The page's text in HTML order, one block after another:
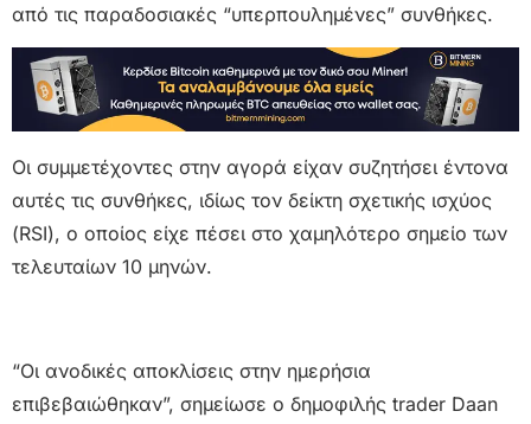
από τις παραδοσιακές “υπερπουλημένες” συνθήκες.
Οι συμμετέχοντες στην αγορά είχαν συζητήσει έντονα
αυτές τις συνθήκες, ιδίως τον δείκτη σχετικής ισχύος
(RSI), ο οποίος είχε πέσει στο χαμηλότερο σημείο των
τελευταίων 10 μηνών.
“Οι ανοδικές αποκλίσεις στην ημερήσια
επιβεβαιώθηκαν”, σημείωσε ο δημοφιλής trader Daan